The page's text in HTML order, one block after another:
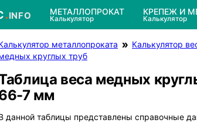
.INFO МЕТАЛЛОПРОКАТ
Калькулятор
КРЕПЕЖ И
Калькулятор
металлопроката Калькулятор
круглых труб
веса медных
7 мм
данной таблицы представлены справочные